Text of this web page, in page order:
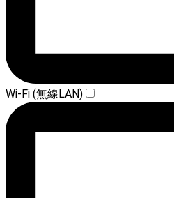
Wi-Fi (無線LAN)